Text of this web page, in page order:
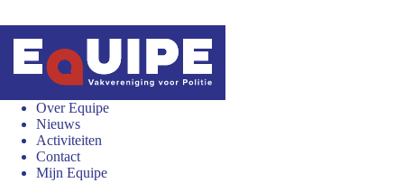
Over Equipe
Nieuws
Activiteiten
Contact
Mijn Equipe